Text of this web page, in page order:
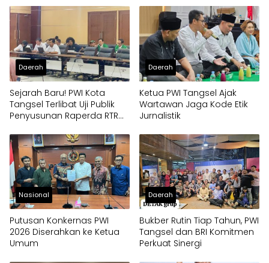
Daerah
Sejarah Baru! PWI Kota
Tangsel Terlibat Uji Publik
Penyusunan Raperda RTRW,
Daerah
Ketua PWI Tangsel Ajak
Wartawan Jaga Kode Etik
Jurnalistik
Nasional
Putusan Konkernas PWI
2026 Diserahkan ke Ketua
Umum
Daerah
Bukber Rutin Tiap Tahun, PWI
Tangsel dan BRI Komitmen
Perkuat Sinergi